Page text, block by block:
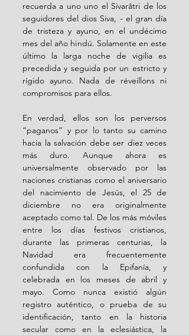
recuerda a uno uno el Sivarâtri de los
seguidores del dios Siva, - el gran día
de tristeza y ayuno, en el undécimo
mes del año hindú. Solamente en este
último la larga noche de vigilia es
precedida y seguida por un estricto y
rígido ayuno. Nada de réveillons ni
compromisos para ellos.
En verdad, ellos son los perversos
“paganos” y por lo tanto su camino
hacia la salvación debe ser diez veces
más duro. Aunque ahora es
universalmente observado por las
naciones cristianas como el aniversario
del nacimiento de Jesús, el 25 de
diciembre no era originalmente
aceptado como tal. De los más móviles
entre los días festivos cristianos,
durante las primeras centurias, la
Navidad era frecuentemente
confundida con la Epifanía, y
celebrada en los meses de abril y
mayo. Como nunca existió algún
registro auténtico, o prueba de su
identificación, tanto en la historia
secular como en la eclesiástica, la